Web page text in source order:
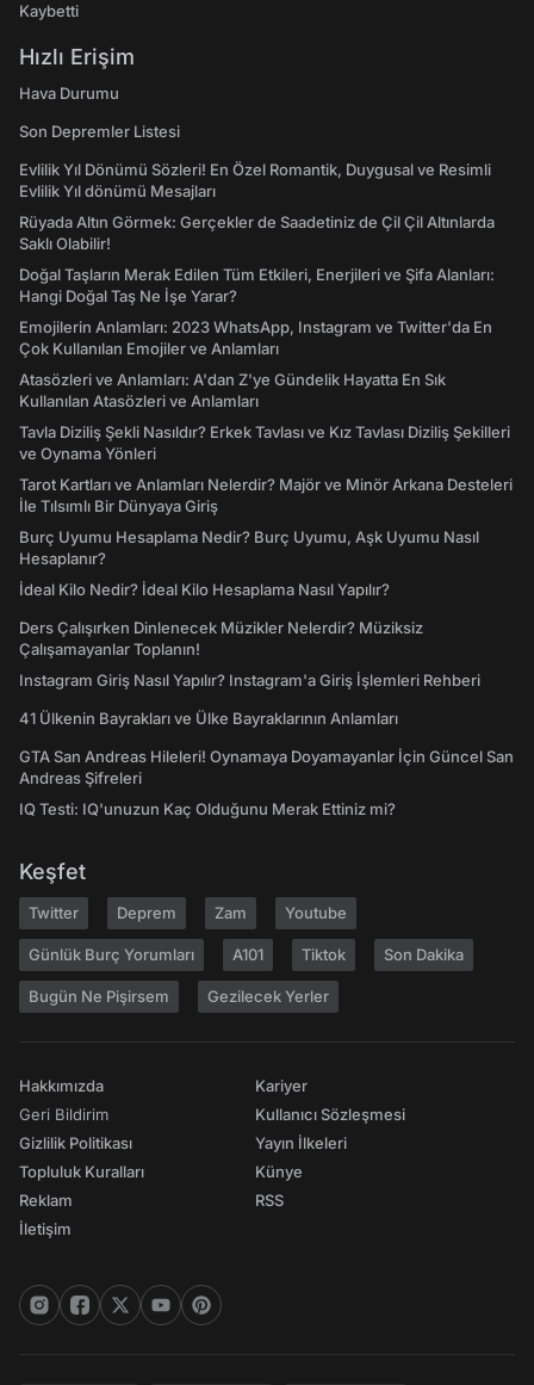
Kaybetti
Hızlı Erişim
Hava Durumu
Son Depremler Listesi
Evlilik Yıl Dönümü Sözleri! En Özel Romantik, Duygusal ve Resimli
Evlilik Yıl dönümü Mesajları
Rüyada Altın Görmek: Gerçekler de Saadetiniz de Çil Çil Altınlarda
Saklı Olabilir!
Doğal Taşların Merak Edilen Tüm Etkileri, Enerjileri ve Şifa Alanları:
Hangi Doğal Taş Ne İşe Yarar?
Emojilerin Anlamları: 2023 WhatsApp, Instagram ve Twitter'da En
Çok Kullanılan Emojiler ve Anlamları
Atasözleri ve Anlamları: A'dan Z'ye Gündelik Hayatta En Sık
Kullanılan Atasözleri ve Anlamları
Tavla Diziliş Şekli Nasıldır? Erkek Tavlası ve Kız Tavlası Diziliş Şekilleri
ve Oynama Yönleri
Tarot Kartları ve Anlamları Nelerdir? Majör ve Minör Arkana Desteleri
İle Tılsımlı Bir Dünyaya Giriş
Burç Uyumu Hesaplama Nedir? Burç Uyumu, Aşk Uyumu Nasıl
Hesaplanır?
İdeal Kilo Nedir? İdeal Kilo Hesaplama Nasıl Yapılır?
Ders Çalışırken Dinlenecek Müzikler Nelerdir? Müziksiz
Çalışamayanlar Toplanın!
Instagram Giriş Nasıl Yapılır? Instagram'a Giriş İşlemleri Rehberi
41 Ülkenin Bayrakları ve Ülke Bayraklarının Anlamları
GTA San Andreas Hileleri! Oynamaya Doyamayanlar İçin Güncel San
Andreas Şifreleri
IQ Testi: IQ'unuzun Kaç Olduğunu Merak Ettiniz mi?
Keşfet
Twitter Deprem Zam Youtube
Günlük Burç Yorumları A101 Tiktok Son Dakika
Bugün Ne Pişirsem Gezilecek Yerler
Hakkımızda
Geri Bildirim
Gizlilik Politikası
Topluluk Kuralları
Reklam
İletişim
Kariyer
Kullanıcı Sözleşmesi
Yayın İlkeleri
Künye
RSS